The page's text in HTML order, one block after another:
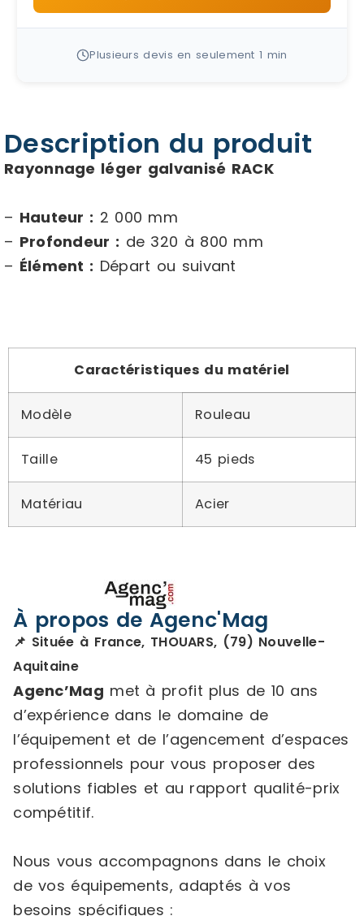
Plusieurs devis en seulement 1 min
Description du produit
Rayonnage léger galvanisé RACK
– Hauteur : 2 000 mm
– Profondeur : de 320 à 800 mm
– Élément : Départ ou suivant
Caractéristiques du matériel
Modèle Rouleau
Taille 45 pieds
Matériau Acier
À propos de Agenc'Mag
📌 Située à France, THOUARS, (79) Nouvelle-
Aquitaine
Agenc’Mag met à profit plus de 10 ans
d’expérience dans le domaine de
l’équipement et de l’agencement d’espaces
professionnels pour vous proposer des
solutions fiables et au rapport qualité-prix
compétitif.
Nous vous accompagnons dans le choix
de vos équipements, adaptés à vos
besoins spécifiques :